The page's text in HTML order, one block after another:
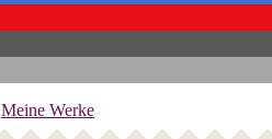
Meine Werke